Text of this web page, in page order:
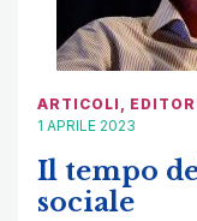
ARTICOLI ,
1 APRILE 2023
Il tempo
sociale